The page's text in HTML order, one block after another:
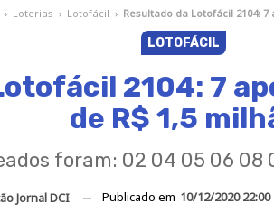
› Loterias › Lotofácil › Resultado da Lotofácil 2104:
LOTOFÁCIL
2104: 7
de R$ 1,5
foram: 02 04 05 06 08
Jornal DCI Publicado em 10/12/2020 22:00